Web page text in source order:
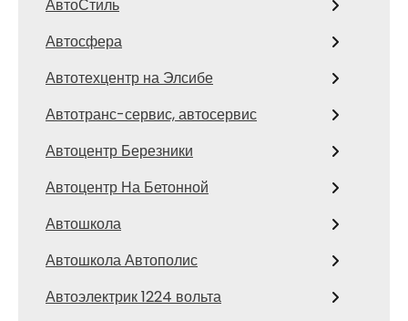
АвтоСтиль
Автосфера
Автотехцентр на Элсибе
Автотранс-сервис, автосервис
Автоцентр Березники
Автоцентр На Бетонной
Автошкола
Автошкола Автополис
Автоэлектрик 1224 вольта